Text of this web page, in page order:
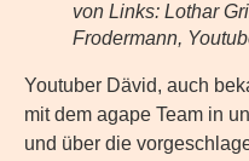
von Links: Lothar
Frodermann,
Youtuber Dävid, auch
mit dem agape Team in
und über die